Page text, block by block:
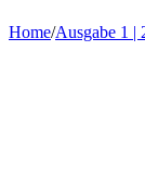
Home/Ausgabe 1 |